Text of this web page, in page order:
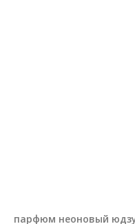
парфюм неоновый